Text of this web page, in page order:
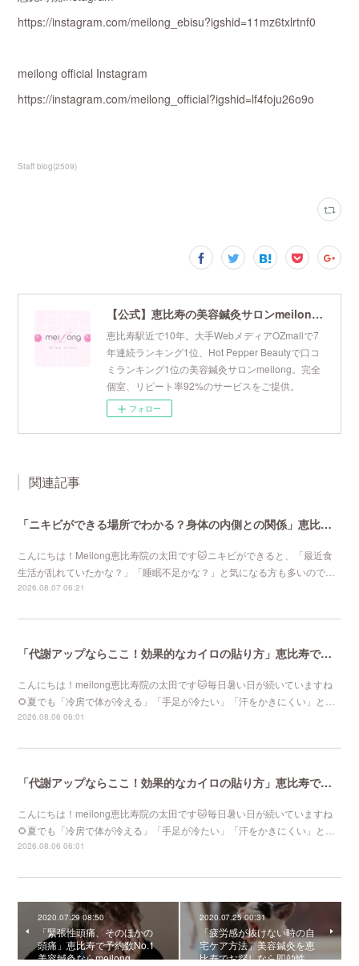
https://instagram.com/meilong_ebisu?igshid=11mz6txlrtnf0
meilong official Instagram
https://instagram.com/meilong_official?igshid=lf4foju26o9o
Staff blog(2509)
【公式】恵比寿の美容鍼灸サロンmeilong｜ツボを押さえた針・お灸の治療で美容と健康を叶えます
恵比寿駅近で10年。大手WebメディアOZmallで7
年連続ランキング1位、Hot Pepper Beautyで口コ
ミランキング1位の美容鍼灸サロンmeilong。完全
個室、リピート率92%のサービスをご提供。
フォロー
関連記事
「ニキビができる場所でわかる？身体の内側との関係」恵比寿で口コミNo 1美容鍼灸ならmeilong
こんにちは！Meilong恵比寿院の太田です🐱ニキビができると、「最近食
生活が乱れていたかな？」「睡眠不足かな？」と気になる方も多いので…
2026.08.07 06:21
「代謝アップならここ！効果的なカイロの貼り方」恵比寿で口コミNo 1美容鍼灸ならmeilong
こんにちは！meilong恵比寿院の太田です🐱毎日暑い日が続いていますね
🌻夏でも「冷房で体が冷える」「手足が冷たい」「汗をかきにくい」と…
2026.08.06 06:01
「代謝アップならここ！効果的なカイロの貼り方」恵比寿で口コミNo 1美容鍼灸ならmeilong
こんにちは！meilong恵比寿院の太田です🐱毎日暑い日が続いていますね
🌻夏でも「冷房で体が冷える」「手足が冷たい」「汗をかきにくい」と…
2026.08.06 06:01
2020.07.29 08:50
「緊張性頭痛、そのほかの
頭痛」恵比寿で予約数No.1
美容鍼灸ならmeilong
2020.07.25 00:31
「疲労感が抜けない時の自
宅ケア方法」美容鍼灸を恵
比寿でお探しなら即効性…